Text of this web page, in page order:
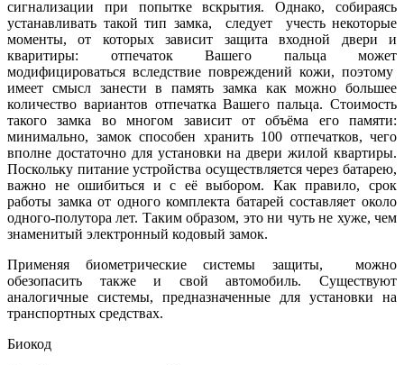
сигнализации при попытке вскрытия. Однако, собираясь
устанавливать такой тип замка, следует учесть некоторые
моменты, от которых зависит защита входной двери и
кваритиры: отпечаток Вашего пальца может
модифицироваться вследствие повреждений кожи, поэтому
имеет смысл занести в память замка как можно большее
количество вариантов отпечатка Вашего пальца. Стоимость
такого замка во многом зависит от объёма его памяти:
минимально, замок способен хранить 100 отпечатков, чего
вполне достаточно для установки на двери жилой квартиры.
Поскольку питание устройства осуществляется через батарею,
важно не ошибиться и с её выбором. Как правило, срок
работы замка от одного комплекта батарей составляет около
одного-полутора лет. Таким образом, это ни чуть не хуже, чем
знаменитый электронный кодовый замок.
Применяя биометрические системы защиты, можно
обезопасить также и свой автомобиль. Существуют
аналогичные системы, предназначенные для установки на
транспортных средствах.
Биокод